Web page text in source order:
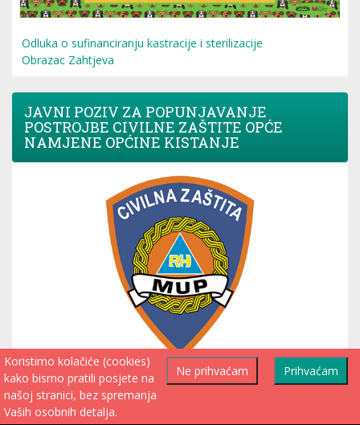
Odluka o sufinanciranju kastracije i sterilizacije
Obrazac Zahtjeva
JAVNI POZIV ZA POPUNJAVANJE
POSTROJBE CIVILNE ZAŠTITE OPĆE
NAMJENE OPĆINE KISTANJE
Javni poziv
Obrazac za prijavu
Prihvaćam
Ne prihvaćam
Koristimo kolačiće (cookies)
kako bismo pratili posjete na
našoj stranici, bez spremanja
Vaših osobnih detalja.